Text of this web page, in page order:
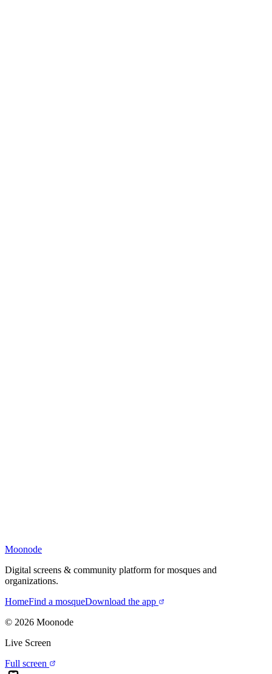
Moonode
Digital screens & community platform for mosques and
organizations.
HomeFind a mosqueDownload the app
© 2026 Moonode
Live Screen
Full screen